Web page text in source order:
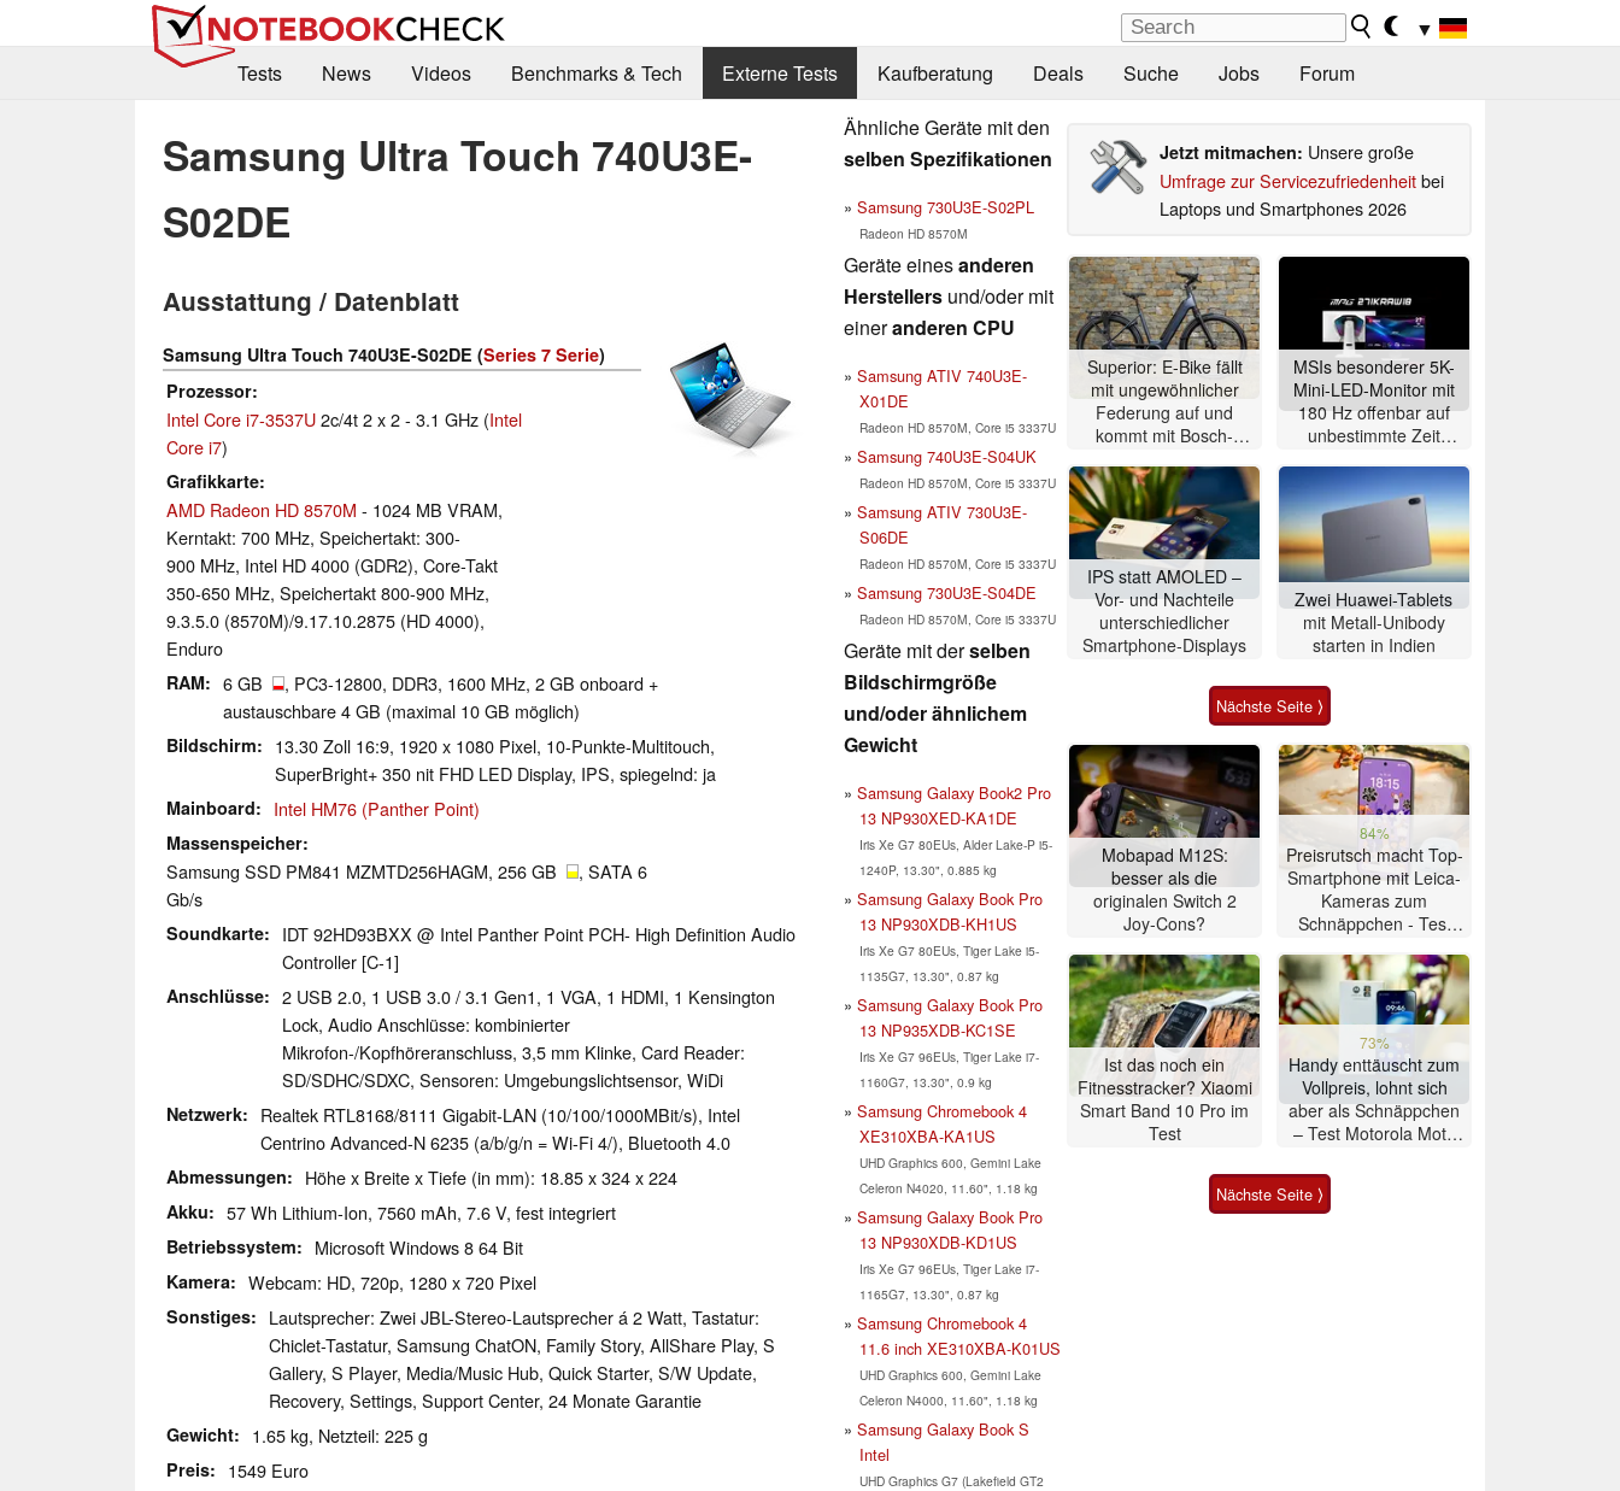
▼
Tests
News Videos Benchmarks & Tech Externe Tests Kaufberatung Deals Suche Jobs Forum
Samsung Ultra Touch 740U3E-
S02DE
Ausstattung / Datenblatt
Samsung Ultra Touch 740U3E-S02DE (Series 7 Serie)
Prozessor
Intel Core i7-3537U2c/4t 2 x 2 - 3.1 GHz (Intel
Core i7)
Grafikkarte
AMD Radeon HD 8570M - 1024 MB VRAM,
Kerntakt: 700 MHz, Speichertakt: 300-
900 MHz, Intel HD 4000 (GDR2), Core-Takt
350-650 MHz, Speichertakt 800-900 MHz,
9.3.5.0 (8570M)/9.17.10.2875 (HD 4000),
Enduro
RAM 6 GB
, PC3-12800, DDR3, 1600 MHz, 2 GB onboard +
austauschbare 4 GB (maximal 10 GB möglich)
Bildschirm
13.30 Zoll 16:9, 1920 x 1080 Pixel, 10-Punkte-Multitouch,
SuperBright+ 350 nit FHD LED Display, IPS, spiegelnd: ja
Mainboard Intel HM76 (Panther Point)
Massenspeicher
Samsung SSD PM841 MZMTD256HAGM, 256 GB
, SATA 6
Gb/s
Soundkarte
IDT 92HD93BXX @ Intel Panther Point PCH- High Definition Audio
Controller [C-1]
Anschlüsse
2 USB 2.0, 1 USB 3.0 / 3.1 Gen1, 1 VGA, 1 HDMI, 1 Kensington
Lock, Audio Anschlüsse: kombinierter
Mikrofon-/Kopfhöreranschluss, 3,5 mm Klinke, Card Reader:
SD/SDHC/SDXC, Sensoren: Umgebungslichtsensor, WiDi
Netzwerk
Realtek RTL8168/8111 Gigabit-LAN (10/100/1000MBit/s), Intel
Centrino Advanced-N 6235 (a/b/g/n = Wi-Fi 4/), Bluetooth 4.0
Abmessungen Höhe x Breite x Tiefe (in mm): 18.85 x 324 x 224
Akku 57 Wh Lithium-Ion, 7560 mAh, 7.6 V, fest integriert
Betriebssystem Microsoft Windows 8 64 Bit
Kamera Webcam: HD, 720p, 1280 x 720 Pixel
Sonstiges
Lautsprecher: Zwei JBL-Stereo-Lautsprecher á 2 Watt, Tastatur:
Chiclet-Tastatur, Samsung ChatON, Family Story, AllShare Play, S
Gallery, S Player, Media/Music Hub, Quick Starter, S/W Update,
Recovery, Settings, Support Center, 24 Monate Garantie
Gewicht 1.65 kg, Netzteil: 225 g
Preis 1549 Euro
Ähnliche Geräte mit den
selben Spezifikationen
Samsung 730U3E-S02PL
Radeon HD 8570M
Geräte einesanderen
Herstellers und/oder mit
eineranderen CPU
Samsung ATIV 740U3E-
X01DE
Radeon HD 8570M, Core i5 3337U
Samsung 740U3E-S04UK
Radeon HD 8570M, Core i5 3337U
Samsung ATIV 730U3E-
S06DE
Radeon HD 8570M, Core i5 3337U
Samsung 730U3E-S04DE
Radeon HD 8570M, Core i5 3337U
Geräte mit derselben
Bildschirmgröße
und/oder ähnlichem
Gewicht
Samsung Galaxy Book2 Pro
13 NP930XED-KA1DE
Iris Xe G7 80EUs, Alder Lake-P i5-
1240P, 13.30", 0.885 kg
Samsung Galaxy Book Pro
13 NP930XDB-KH1US
Iris Xe G7 80EUs, Tiger Lake i5-
1135G7, 13.30", 0.87 kg
Samsung Galaxy Book Pro
13 ‎NP935XDB-KC1SE
Iris Xe G7 96EUs, Tiger Lake i7-
1160G7, 13.30", 0.9 kg
Samsung Chromebook 4
XE310XBA-KA1US
UHD Graphics 600, Gemini Lake
Celeron N4020, 11.60", 1.18 kg
Samsung Galaxy Book Pro
13 NP930XDB-KD1US
Iris Xe G7 96EUs, Tiger Lake i7-
1165G7, 13.30", 0.87 kg
Samsung Chromebook 4
11.6 inch XE310XBA-K01US
UHD Graphics 600, Gemini Lake
Celeron N4000, 11.60", 1.18 kg
Samsung Galaxy Book S
Intel
UHD Graphics G7 (Lakefield GT2
Jetzt mitmachen: Unsere große
Umfrage zur Servicezufriedenheitbei
Laptops und Smartphones 2026
Superior: E-Bike fällt
mit ungewöhnlicher
Federung auf und
kommt mit Bosch-
MSIs besonderer 5K-
Mini-LED-Monitor mit
180 Hz offenbar auf
unbestimmte Zeit
IPS statt AMOLED –
Vor- und Nachteile
unterschiedlicher
Smartphone-Displays
Zwei Huawei-Tablets
mit Metall-Unibody
starten in Indien
Nächste Seite ⟩
Mobapad M12S:
besser als die
originalen Switch 2
Joy-Cons?
84%
Preisrutsch macht Top-
Smartphone mit Leica-
Kameras zum
Schnäppchen - Test
Ist das noch ein
Fitnesstracker? Xiaomi
Smart Band 10 Pro im
Test
73%
Handy enttäuscht zum
Vollpreis, lohnt sich
aber als Schnäppchen
– Test Motorola Moto
Nächste Seite ⟩